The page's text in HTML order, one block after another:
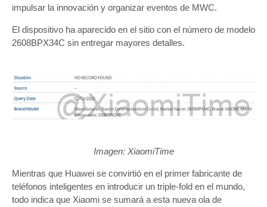
impulsar la innovación y organizar eventos de MWC.
El dispositivo ha aparecido en el sitio con el número de modelo
2608BPX34C sin entregar mayores detalles.
Imagen: XiaomiTime
Mientras que Huawei se convirtió en el primer fabricante de
teléfonos inteligentes en introducir un triple-fold en el mundo,
todo indica que Xiaomi se sumará a esta nueva ola de